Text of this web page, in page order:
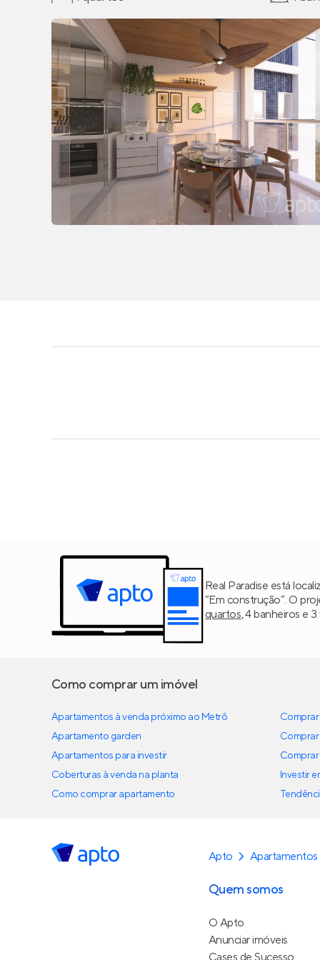
Real Paradise está
“Em construção”. O
quartos, 4 banheiros e
Como comprar um imóvel
Apartamentos à venda próximo ao Metrô
Apartamento garden
Apartamentos para investir
Coberturas à venda na planta
Como comprar apartamento
Investir
Apto
Quem somos
O Apto
Anunciar imóveis